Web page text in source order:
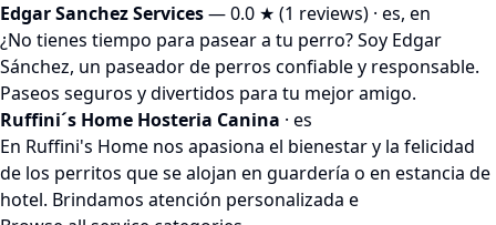
Edgar Sanchez Services— 0.0 ★ (1 reviews) · es, en
¿No tienes tiempo para pasear a tu perro? Soy Edgar
Sánchez, un paseador de perros confiable y responsable.
Paseos seguros y divertidos para tu mejor amigo.
Ruffini´s Home Hosteria Canina · es
En Ruffini's Home nos apasiona el bienestar y la felicidad
de los perritos que se alojan en guardería o en estancia de
hotel. Brindamos atención personalizada e